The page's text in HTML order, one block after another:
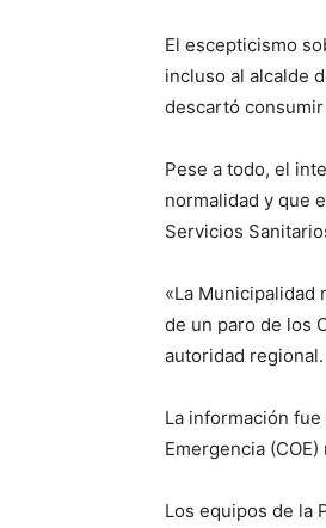
El escepticismo
incluso al alcalde
descartó
Pese a todo, el
normalidad y que
Servicios
«La
de un paro de los
autoridad regional.
La información
Emergencia
Los equipos de la